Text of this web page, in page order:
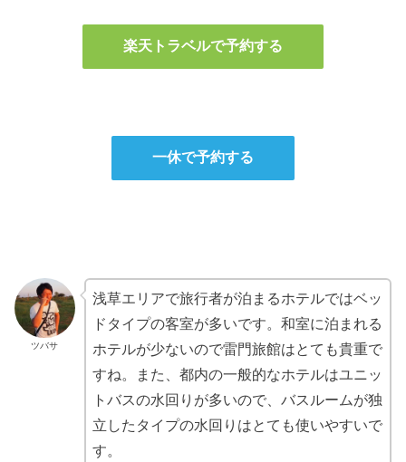
楽天トラベルで予約する
一休で予約する
ツバサ
浅草エリアで旅行者が泊まるホテルではベッ
ドタイプの客室が多いです。和室に泊まれる
ホテルが少ないので雷門旅館はとても貴重で
すね。また、都内の一般的なホテルはユニッ
トバスの水回りが多いので、バスルームが独
立したタイプの水回りはとても使いやすいで
す。